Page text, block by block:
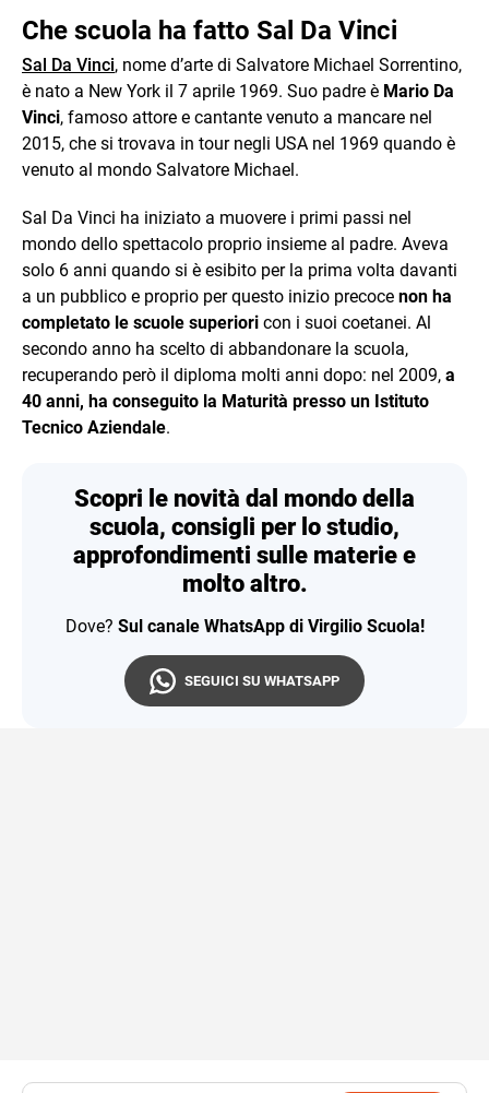
Che scuola ha fatto Sal Da Vinci
Sal Da Vinci, nome d’arte di Salvatore Michael Sorrentino,
è nato a New York il 7 aprile 1969. Suo padre è Mario Da
Vinci, famoso attore e cantante venuto a mancare nel
2015, che si trovava in tour negli USA nel 1969 quando è
venuto al mondo Salvatore Michael.
Sal Da Vinci ha iniziato a muovere i primi passi nel
mondo dello spettacolo proprio insieme al padre. Aveva
solo 6 anni quando si è esibito per la prima volta davanti
a un pubblico e proprio per questo inizio precoce non ha
completato le scuole superiori con i suoi coetanei. Al
secondo anno ha scelto di abbandonare la scuola,
recuperando però il diploma molti anni dopo: nel 2009, a
40 anni, ha conseguito la Maturità presso un Istituto
Tecnico Aziendale.
Scopri le novità dal mondo della
scuola, consigli per lo studio,
approfondimenti sulle materie e
molto altro.
Dove? Sul canale WhatsApp di Virgilio Scuola!
SEGUICI SU WHATSAPP